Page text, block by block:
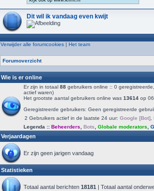
Dit wil ik vandaag even kwijt
Verwijder alle forumcookies | Het team
Forumoverzicht
Wie is er online
Er zijn in totaal 88 gebruikers online :: 0
actief waren)
Het grootste aantal gebruikers online was 13614 op
Geregistreerde gebruikers: Geen geregistreerde
2 Gebruikers actief in de laatste 24 uur: Google [Bot]
Legenda :: Beheerders Bots Globale moderators
Verjaardagen
Er zijn geen jarigen vandaag
Statistieken
Totaal aantal berichten 18181 | Totaal aantal